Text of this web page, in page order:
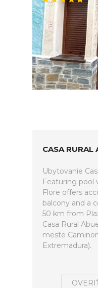
CASA RURAL
Ubytovanie
Featuring pool
Flore offers
balcony and a
50 km from
Casa Rural
meste
Extremadura).